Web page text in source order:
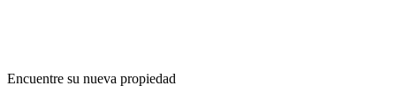
Encuentre su nueva propiedad